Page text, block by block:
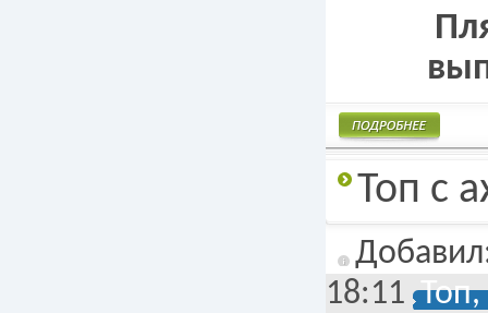
Топ с
18:11